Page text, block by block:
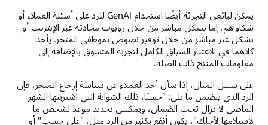
يمكن لبائعي التجزئة أيضًا استخدام GenAI للرد على أسئلة العملاء أو
شكاواهم، إما بشكل مباشر من خلال روبوت محادثة عبر الإنترنت أو
بشكل غير مباشر من خلال توفير نصوص بموظفي المتجر. يأخذ
كلاهما في الاعتبار السياق الكامل لتجربة المتسوق بالإضافة إلى
معلومات المنتج ذات الصلة.
على سبيل المثال، إذا سأل أحد العملاء عن سياسة إرجاع المتجر، فإن
الرد الذي يتضمن ما يلي: "حسنًا، تلك الشواية التي اشتريتها الشهر
الماضي لا تزال تحت الضمان، ويمكنني تحديد موعد لشخص ما
لاستلامها لأجلك"، يكون أنفع بكثير من الرد مثل، "على حسب" أو